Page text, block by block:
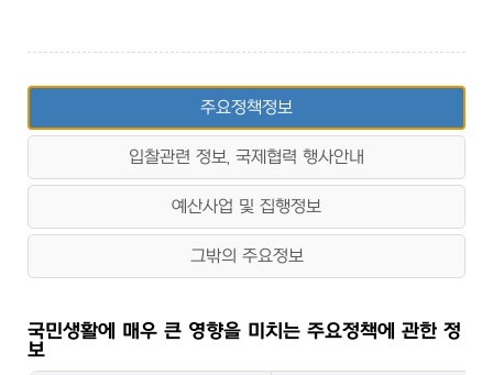
주요정책정보
입찰관련 정보, 국제협력 행사안내
예산사업 및 집행정보
그밖의 주요정보
국민생활에 매우 큰 영향을 미치는 주요정책에 관한 정
보